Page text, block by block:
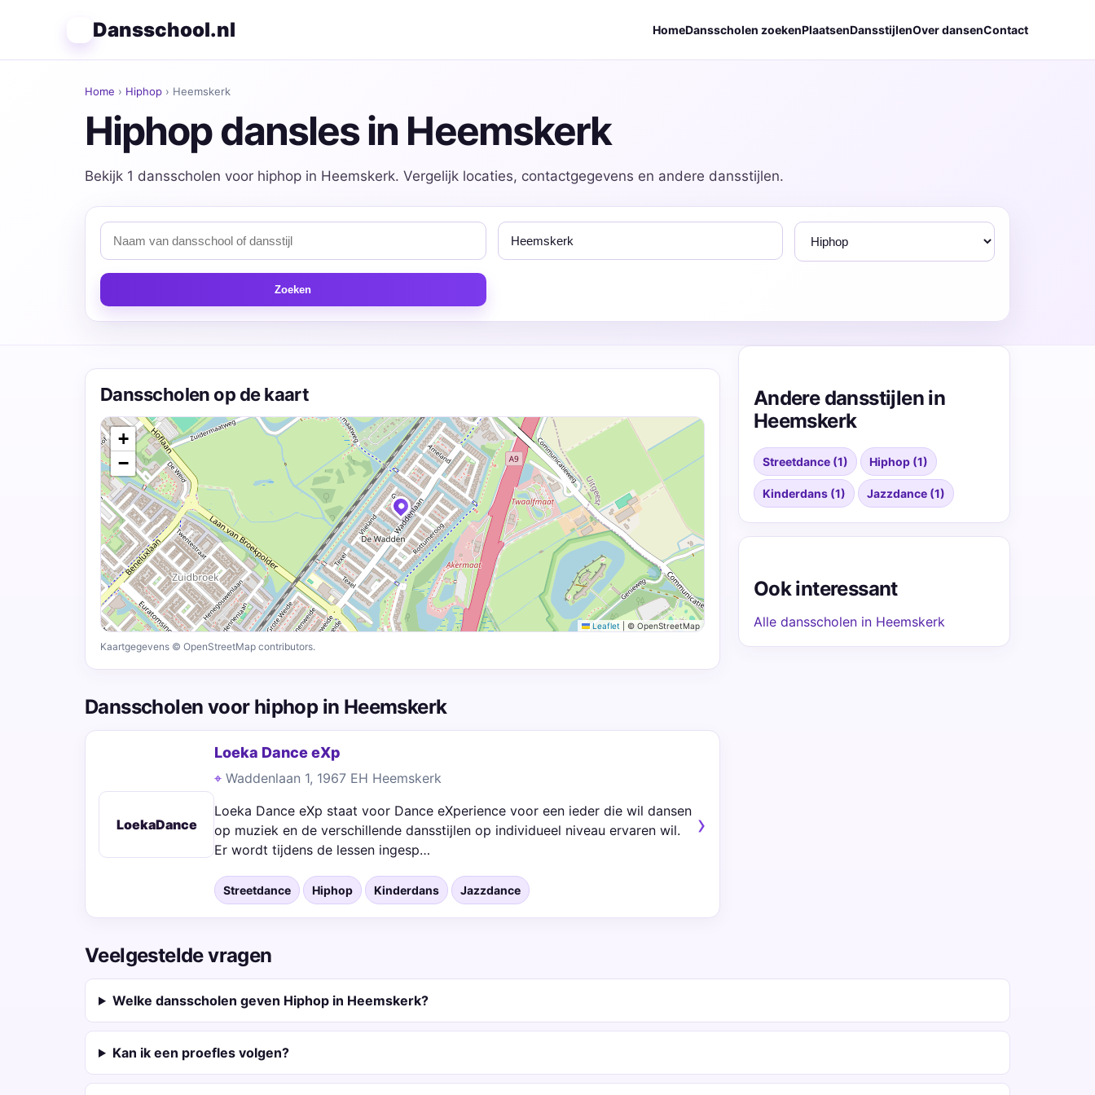
Dansschool.nl HomeDansscholen zoekenPlaatsenDansstijlenOver dansenContact
Home › Hiphop › Heemskerk
Hiphop dansles in Heemskerk
Bekijk 1 dansscholen voor hiphop in Heemskerk. Vergelijk locaties, contactgegevens en andere dansstijlen.
Zoeken
Dansscholen op de kaart
+
−
Leaflet © OpenStreetMap
Kaartgegevens © OpenStreetMap contributors.
Dansscholen voor hiphop in Heemskerk
LoekaDance
Loeka Dance eXp
Waddenlaan 1, 1967 EH Heemskerk
Loeka Dance eXp staat voor Dance eXperience voor een ieder die wil dansen
op muziek en de verschillende dansstijlen op individueel niveau ervaren wil.
Er wordt tijdens de lessen ingesp…
Streetdance Hiphop Kinderdans Jazzdance
Andere dansstijlen in
Heemskerk
Streetdance (1) Hiphop (1)
Kinderdans (1) Jazzdance (1)
Ook interessant
Alle dansscholen in Heemskerk
Veelgestelde vragen
Welke dansscholen geven Hiphop in Heemskerk?
Kan ik een proefles volgen?